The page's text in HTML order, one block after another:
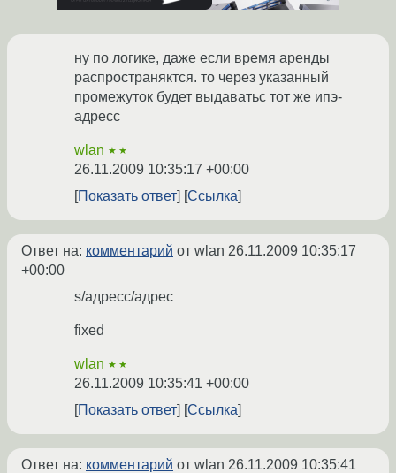
ну по логике, даже если время аренды
распространяктся. то через указанный
промежуток будет выдаватьс тот же ипэ-
адресс
wlan ★★
26.11.2009 10:35:17 +00:00
Показать ответ
Ссылка
Ответ на: комментарий от wlan 26.11.2009 10:35:17
+00:00
s/адресс/адрес
fixed
wlan ★★
26.11.2009 10:35:41 +00:00
Показать ответ
Ссылка
Ответ на: комментарий от wlan 26.11.2009 10:35:41